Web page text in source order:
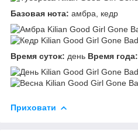
Базовая нота: амбра, кедр
Время суток: день Время года:
Приховати